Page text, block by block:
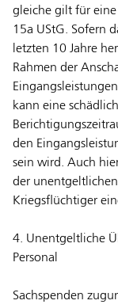
gleiche gilt für
15a UStG. Sofern
letzten 10 Jahre
Rahmen der
kann eine
den
sein wird. Auch
der
Kriegsflüchtiger
4. Unentgeltliche
Personal
Sachspenden